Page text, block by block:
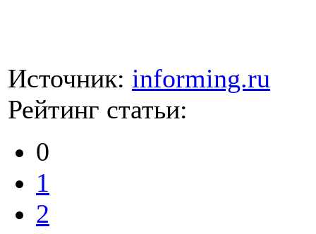
Источник: informing.ru
Рейтинг статьи:
0
1
2